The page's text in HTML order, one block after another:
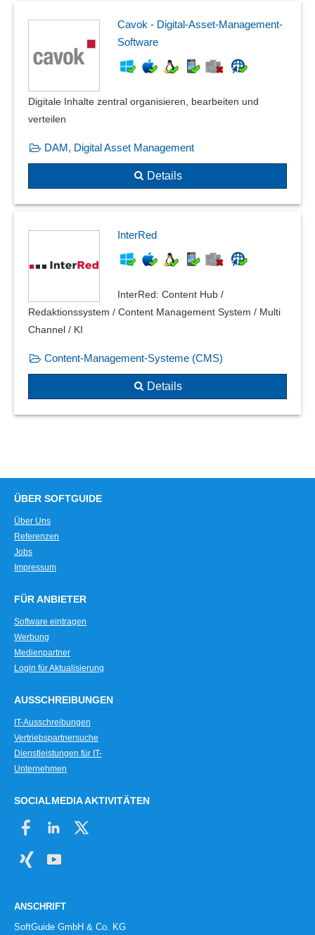
Piktogramme
PST Dateien
Rasterbearbeitung
Rote-Augen Effekt-Korrektur
Selektive Farbe
Symbolbibliotheken
Uploadfunktion
Vektor-Zeichenfunktionen
Visualisierungswerkzeuge
Vorschaufunktion
Cavok - Digital-Asset-Management-
Software
Digitale Inhalte zentral organisieren, bearbeiten und
verteilen
DAM, Digital Asset Management
Details
InterRed
InterRed: Content Hub /
Redaktionssystem / Content Management System / Multi
Channel / KI
Content-Management-Systeme (CMS)
Details
ÜBER SOFTGUIDE
Über Uns
Referenzen
Jobs
Impressum
FÜR ANBIETER
Software eintragen
Werbung
Medienpartner
Login für Aktualisierung
AUSSCHREIBUNGEN
IT-Ausschreibungen
Vertriebspartnersuche
Dienstleistungen für IT-
Unternehmen
SOCIALMEDIA AKTIVITÄTEN
ANSCHRIFT
SoftGuide GmbH & Co. KG